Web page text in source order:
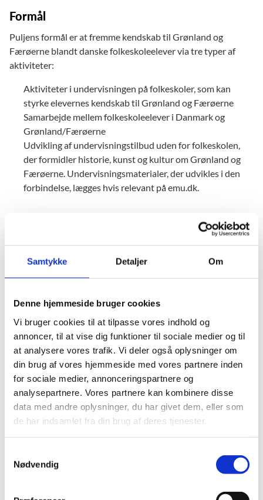
Samtykke Detaljer Om
Denne hjemmeside bruger cookies
Vi bruger cookies til at tilpasse vores indhold og
annoncer, til at vise dig funktioner til sociale medier og til
at analysere vores trafik. Vi deler også oplysninger om
din brug af vores hjemmeside med vores partnere inden
for sociale medier, annonceringspartnere og
analysepartnere. Vores partnere kan kombinere disse
data med andre oplysninger, du har givet dem, eller som
de har indsamlet fra din brug af deres tjenester.
Nødvendig
Formål
Puljens formål er at fremme kendskab til Grønland og
Færøerne blandt danske folkeskoleelever via tre typer af
aktiviteter:
Aktiviteter i undervisningen på folkeskoler, som kan
styrke elevernes kendskab til Grønland og Færøerne
Samarbejde mellem folkeskoleelever i Danmark og
Grønland/Færøerne
Udvikling af undervisningstilbud uden for folkeskolen,
der formidler historie, kunst og kultur om Grønland og
Færøerne. Undervisningsmaterialer, der udvikles i den
forbindelse, lægges hvis relevant på emu.dk.
Tilskud fra puljen anvendes til gennemførelsen af aktiviteter i
projekterne.
Hvordan søges der om tilskud
Læs”Vejledning om uddannelsespuljen til øget kendskab til
Grønland og Færøerne i folkeskolen 2021 (pdf)”for
information om ansøgningsproceduren, krav og vilkår for
ansøgning og tilskud samt vurderingskriterier for behandling
af ansøgningen. Vejledningen findes også under
”Ansøgningsmateriale”, hvor de skabeloner og skemaer, som
skal anvendes, også kan findes.
Der er i alt 1,5 millioner kroner i puljen.